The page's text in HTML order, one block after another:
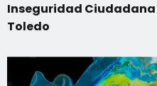
Inseguridad Ciudadana
Toledo